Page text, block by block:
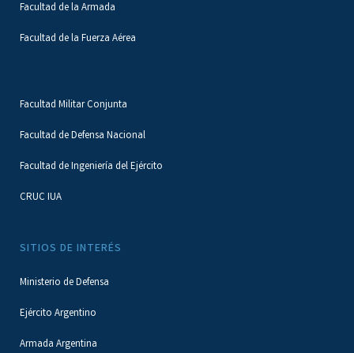
Facultad de la Armada
Facultad de la Fuerza Aérea
Facultad Militar Conjunta
Facultad de Defensa Nacional
Facultad de Ingeniería del Ejército
CRUC IUA
SITIOS DE INTERÉS
Ministerio de Defensa
Ejército Argentino
Armada Argentina